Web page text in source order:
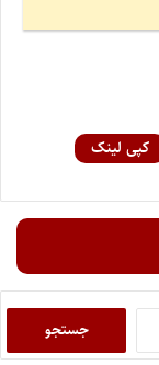
کپی لینک